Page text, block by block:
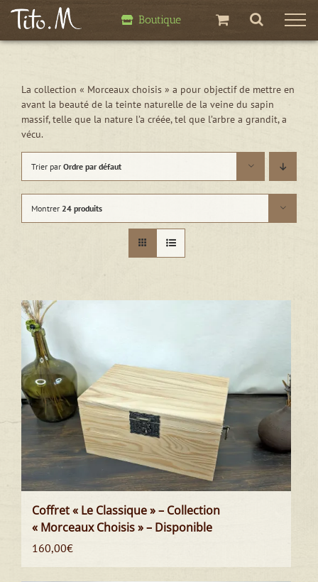
Passer
Boutique
La collection « Morceaux choisis » a pour objectif de mettre en
avant la beauté de la teinte naturelle de la veine du sapin
massif, telle que la nature l’a créée, tel que l’arbre a grandit, a
vécu.
Trier par Ordre par défaut
Montrer 24 produits
Coffret « Le Classique » – Collection
« Morceaux Choisis » – Disponible
160,00€